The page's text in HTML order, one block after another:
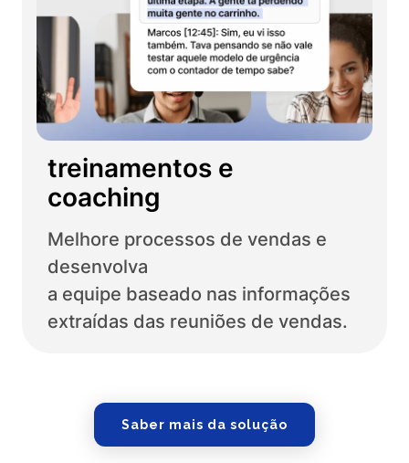
treinamentos e
coaching
Melhore processos de vendas e
desenvolva
a equipe baseado nas informações
extraídas das reuniões de vendas.
Saber mais da solução